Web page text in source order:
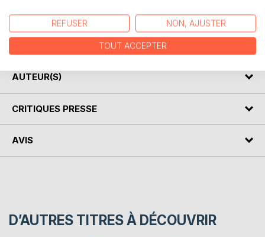
haine et leur rancoeur pour avoir une chance de vaincre un
adversaire encore plus dangereux, quitte à prendre des
décisions difficiles en déterrant de sombres secrets.
AUTEUR(S)
CRITIQUES PRESSE
AVIS
D’AUTRES TITRES À DÉCOUVRIR
REFUSER NON, AJUSTER
TOUT ACCEPTER